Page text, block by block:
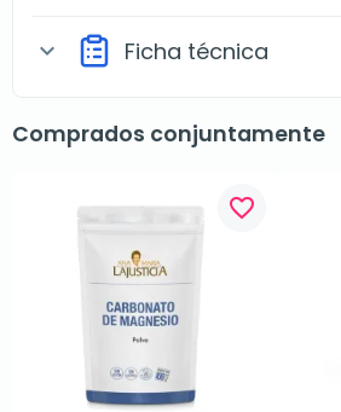
expand_more Ficha técnica
Comprados conjuntamente
favorite_border